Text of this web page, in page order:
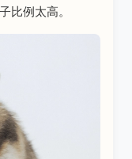
比例太高。